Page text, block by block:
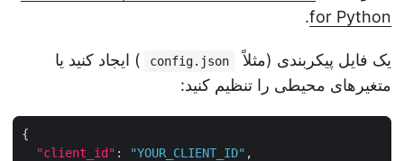
for Python
.
یک فایل پیکربندی (مثلاً config.json
) ایجاد کنید یا
متغیرهای محیطی را تنظیم کنید:
"client_id"
: "YOUR_CLIENT_ID"